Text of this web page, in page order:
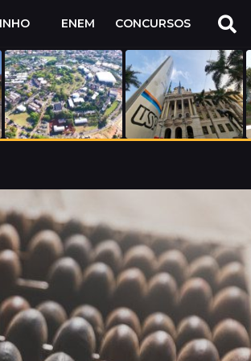
ENEM CONCURSOS